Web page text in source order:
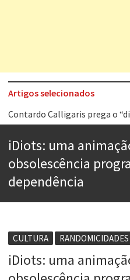
Artigos selecionados
Contardo Calligaris prega o
Os causos de Jorge Luis Borges
Voto obrigatório é correto?
A construção da urbanidade
Aprender a fracassar é o
iDiots: uma
obsolescência
dependência
CULTURA
iDiots: uma